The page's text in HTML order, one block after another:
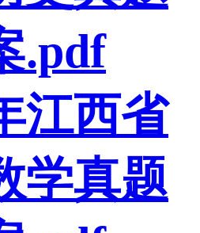
.pdf
江西省
学真题